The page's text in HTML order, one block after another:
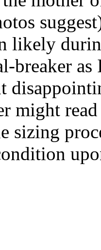
likely
breaker
might
sizing